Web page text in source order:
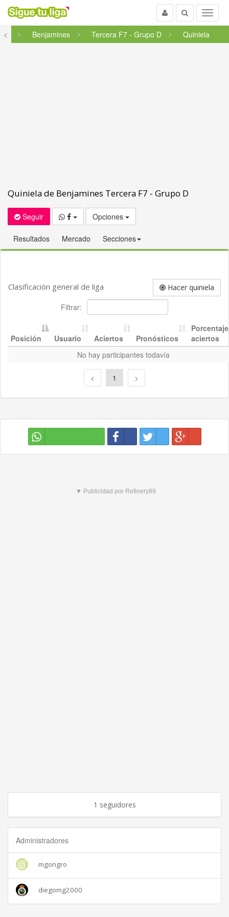
Menu
Buscar
Usuario
<
Benjamines Tercera F7 - Grupo D Quiniela
Quiniela de Benjamines Tercera F7 - Grupo D
Seguir Opciones
Resultados Mercado Secciones
Clasificación general de liga Hacer quiniela
Filtrar:
Posición Usuario Aciertos Pronósticos
Porcentaje
aciertos
No hay participantes todavía
< 1 >
▼ Publicidad por Refinery89
1 seguidores
Administradores
mgongro
diegomg2000